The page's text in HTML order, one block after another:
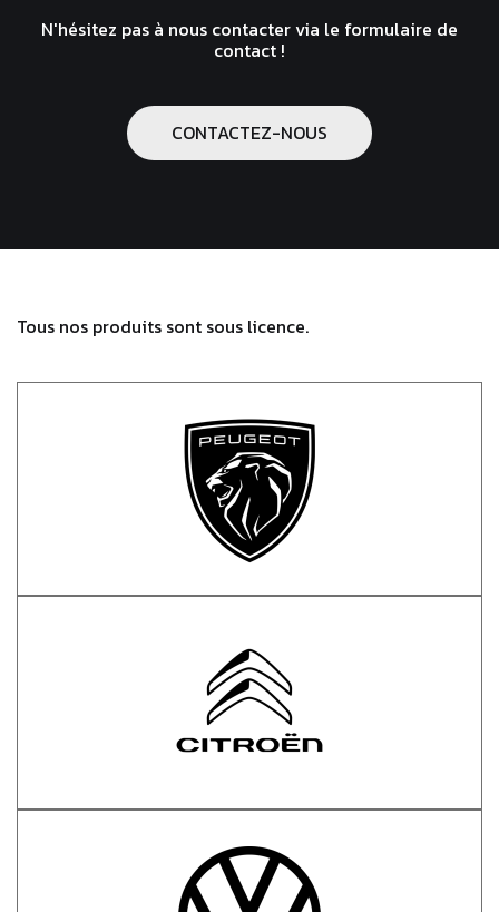
N'hésitez pas à nous contacter via le formulaire de
contact !
CONTACTEZ-NOUS
Tous nos produits sont sous licence.